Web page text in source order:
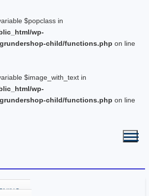
$popclass in
wp-
child/functions.php on line
$image_with_text in
wp-
child/functions.php on line